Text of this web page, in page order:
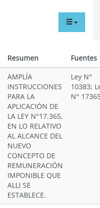
menu
Resumen
Fuentes
AMPLÍA
INSTRUCCIONES
PARA LA
APLICACIÓN DE
LA LEY N°17.365,
EN LO RELATIVO
AL ALCANCE DEL
NUEVO
CONCEPTO DE
REMUNERACIÓN
IMPONIBLE QUE
ALLI SE
ESTABLECE.
Ley N°
10383;
N°